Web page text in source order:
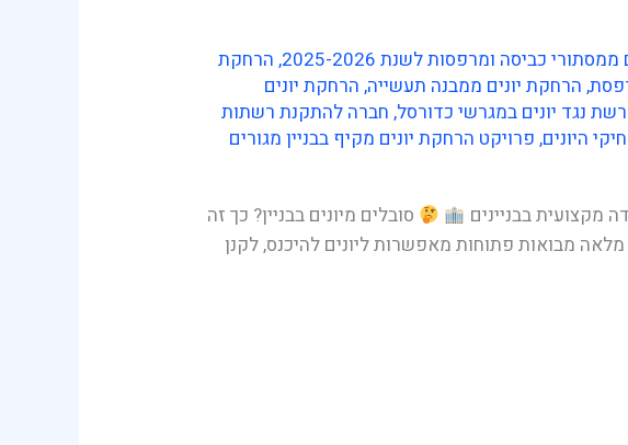
כביסה ומרפסות לשנת 2025-2026 , הרחקת
, הרחקת יונים ממבנה תעשייה, הרחקת יונים
נגד יונים במגרשי כדורסל, חברה להתקנת רשתות
היונים, פרויקט הרחקת יונים מקיף בבניין מגורים
מקצועית בבניינים
סובלים מיונים בבניין? כך זה
מבואות פתוחות מאפשרות ליונים להיכנס, לקנן